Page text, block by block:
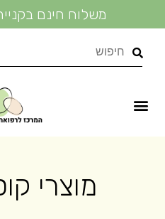
משלוח חינם בקנייה מעל
מוצרי